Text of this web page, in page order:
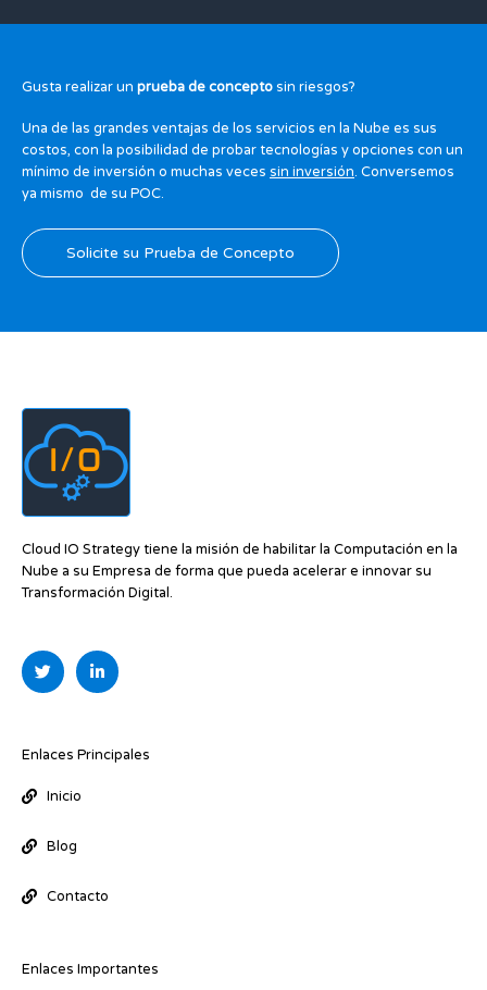
Gusta realizar un prueba de conceptosin riesgos?
Una de las grandes ventajas de los servicios en la Nube es sus
costos, con la posibilidad de probar tecnologías y opciones con un
mínimo de inversión o muchas veces sin inversión. Conversemos
ya mismo de su POC.
Solicite su Prueba de Concepto
Cloud IO Strategy tiene la misión de habilitar la Computación en la
Nube a su Empresa de forma que pueda acelerar e innovar su
Transformación Digital.
T
w
i
r
L
i
n
i
Enlaces Principales
Inicio
Blog
Contacto
Enlaces Importantes